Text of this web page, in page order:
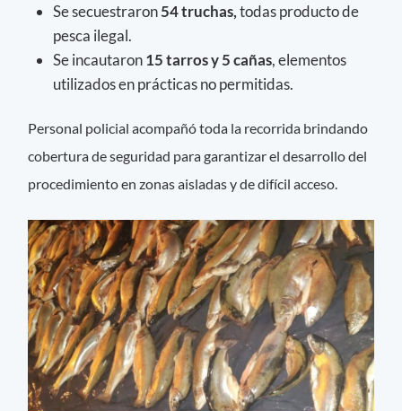
Se secuestraron54 truchas,todas producto de
pesca ilegal.
Se incautaron15 tarros y 5 cañas, elementos
utilizados en prácticas no permitidas.
Personal policial acompañó toda la recorrida brindando
cobertura de seguridad para garantizar el desarrollo del
procedimiento en zonas aisladas y de difícil acceso.